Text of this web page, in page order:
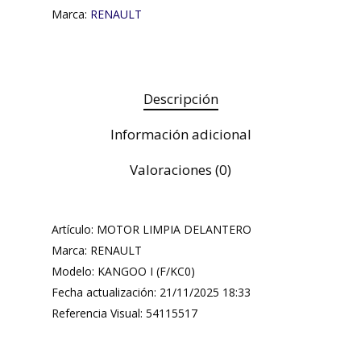
Marca: RENAULT
Descripción
Información adicional
Valoraciones (0)
Artículo: MOTOR LIMPIA DELANTERO
Marca: RENAULT
Modelo: KANGOO I (F/KC0)
Fecha actualización: 21/11/2025 18:33
Referencia Visual: 54115517